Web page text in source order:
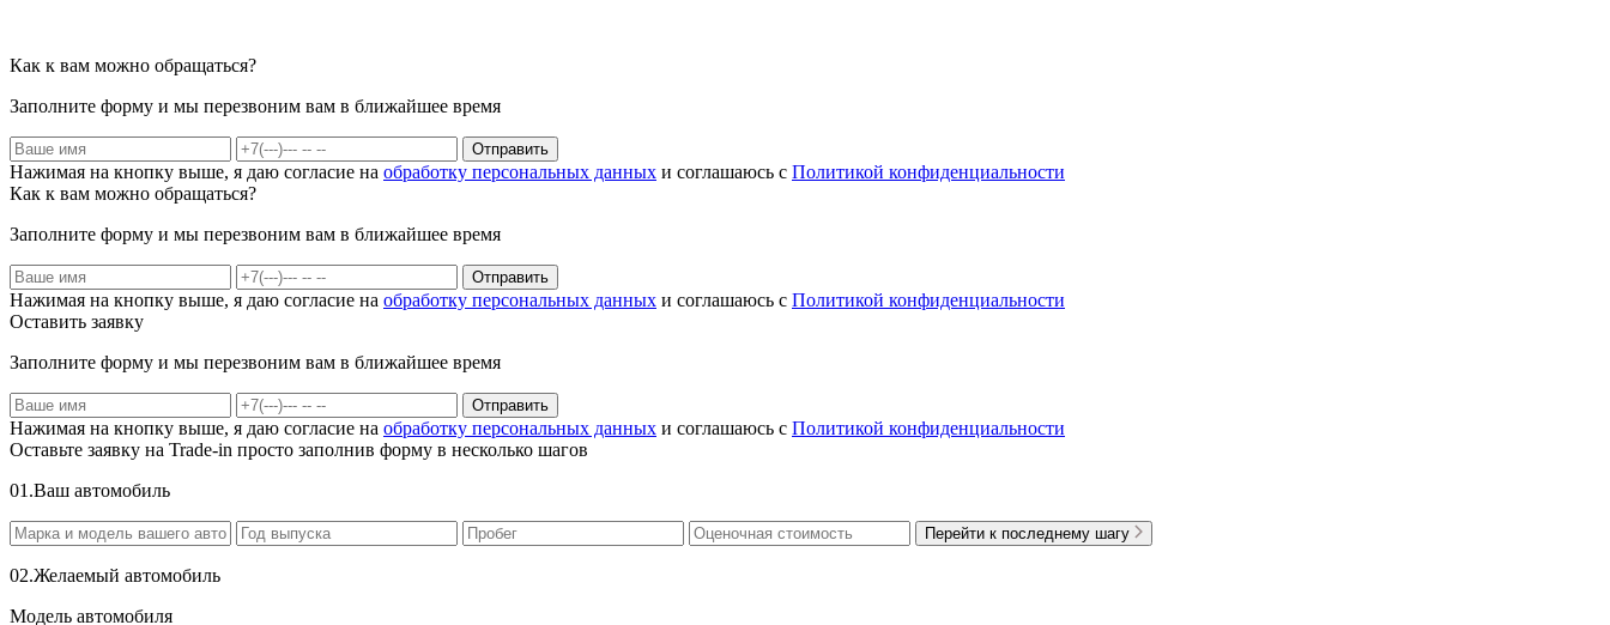
Как к вам можно обращаться?
Заполните форму и мы перезвоним вам в ближайшее время
Отправить
Нажимая на кнопку выше, я даю согласие на обработку персональных данных и соглашаюсь с Политикой конфиденциальности
Как к вам можно обращаться?
Заполните форму и мы перезвоним вам в ближайшее время
Отправить
Нажимая на кнопку выше, я даю согласие на обработку персональных данных и соглашаюсь с Политикой конфиденциальности
Оставить заявку
Заполните форму и мы перезвоним вам в ближайшее время
Отправить
Нажимая на кнопку выше, я даю согласие на обработку персональных данных и соглашаюсь с Политикой конфиденциальности
Оставьте заявку на Trade-in просто заполнив форму в несколько шагов
01.Ваш автомобиль
Перейти к последнему шагу
02.Желаемый автомобиль
Модель автомобиля